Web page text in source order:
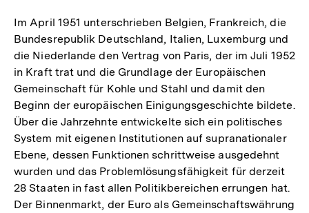
Im April 1951 unterschrieben Belgien, Frankreich, die
Bundesrepublik Deutschland, Italien, Luxemburg und
die Niederlande den Vertrag von Paris, der im Juli 1952
in Kraft trat und die Grundlage der Europäischen
Gemeinschaft für Kohle und Stahl und damit den
Beginn der europäischen Einigungsgeschichte bildete.
Über die Jahrzehnte entwickelte sich ein politisches
System mit eigenen Institutionen auf supranationaler
Ebene, dessen Funktionen schrittweise ausgedehnt
wurden und das Problemlösungsfähigkeit für derzeit
28 Staaten in fast allen Politikbereichen errungen hat.
Der Binnenmarkt, der Euro als Gemeinschaftswährung